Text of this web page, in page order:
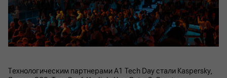
Технологическим партнерами A1 Tech Day стали Kaspersky,